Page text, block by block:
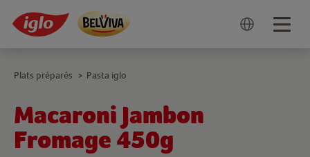
Macaroni Jambon
Fromage 450g
Plats préparés > Pasta iglo